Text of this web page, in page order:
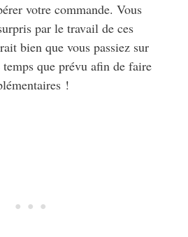
votre commande. Vous
par le travail de ces
bien que vous passiez sur
que prévu afin de faire
!